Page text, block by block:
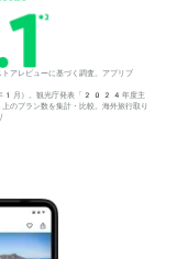
アレビューに基づく調査。アプリブ
1月）。観光庁発表「2024年度主
のプラン数を集計・比較。海外旅行取り